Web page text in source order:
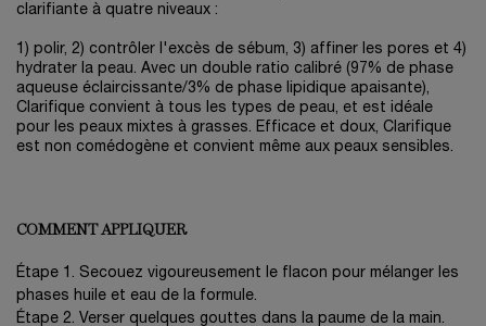
clarifiante à quatre niveaux :
1) polir, 2) contrôler l'excès de sébum, 3) affiner les pores et 4)
hydrater la peau. Avec un double ratio calibré (97% de phase
aqueuse éclaircissante/3% de phase lipidique apaisante),
Clarifique convient à tous les types de peau, et est idéale
pour les peaux mixtes à grasses. Efficace et doux, Clarifique
est non comédogène et convient même aux peaux sensibles.
COMMENT APPLIQUER
Étape 1. Secouez vigoureusement le flacon pour mélanger les
phases huile et eau de la formule.
Étape 2. Verser quelques gouttes dans la paume de la main.